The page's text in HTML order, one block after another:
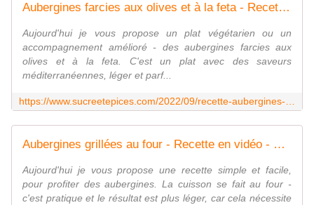
Aubergines farcies aux olives et à la feta - Recette en vidéo - www.sucreetepices.com
Aujourd'hui je vous propose un plat végétarien ou un
accompagnement amélioré - des aubergines farcies aux
olives et à la feta. C'est un plat avec des saveurs
méditerranéennes, léger et parf...
Aubergines grillées au four - Recette en vidéo - www.sucreetepices.com
Aujourd'hui je vous propose une recette simple et facile,
pour profiter des aubergines. La cuisson se fait au four -
c'est pratique et le résultat est plus léger, car cela nécessite